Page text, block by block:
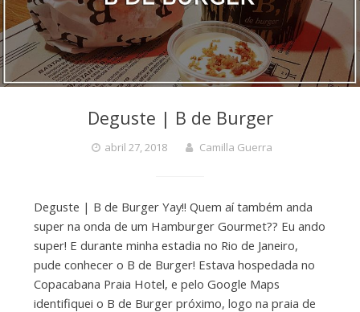
Deguste | B de Burger
abril 27, 2018 Camilla Guerra
Deguste | B de Burger Yay!! Quem aí também anda
super na onda de um Hamburger Gourmet?? Eu ando
super! E durante minha estadia no Rio de Janeiro,
pude conhecer o B de Burger! Estava hospedada no
Copacabana Praia Hotel, e pelo Google Maps
identifiquei o B de Burger próximo, logo na praia de